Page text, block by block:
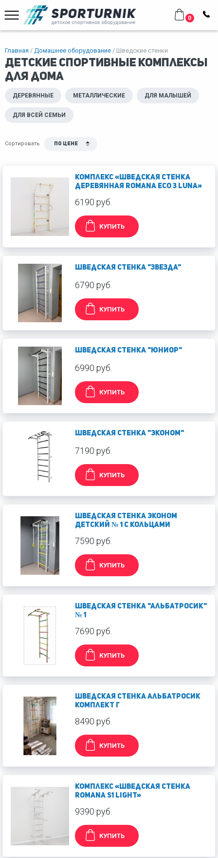
0
Главная Домашнее оборудование Шведские стенки
Детские спортивные комплексы
для дома
ДЕРЕВЯННЫЕ МЕТАЛЛИЧЕСКИЕ ДЛЯ МАЛЫШЕЙ
ДЛЯ ВСЕЙ СЕМЬИ
Сортировать По цене
Комплекс «Шведская стенка
деревянная ROMANA Eco 3 Luna»
6190 руб.
КУПИТЬ
Шведская стенка "Звезда"
6790 руб.
КУПИТЬ
Шведская стенка "Юниор"
6990 руб.
КУПИТЬ
Шведская стенка "Эконом"
7190 руб.
КУПИТЬ
Шведская стенка Эконом
Детский № 1 с кольцами
7590 руб.
КУПИТЬ
Шведская стенка "Альбатросик"
№ 1
7690 руб.
КУПИТЬ
Шведская стенка Альбатросик
комплект Г
8490 руб.
КУПИТЬ
Комплекс «Шведская стенка
ROMANA S1 light»
9390 руб.
КУПИТЬ